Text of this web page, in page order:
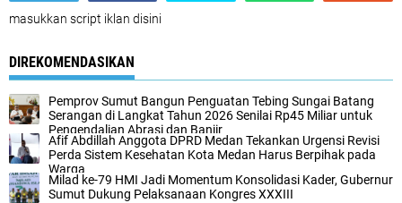
masukkan script iklan disini
DIREKOMENDASIKAN
Pemprov Sumut Bangun Penguatan Tebing Sungai Batang
Serangan di Langkat Tahun 2026 Senilai Rp45 Miliar untuk
Pengendalian Abrasi dan Banjir
Afif Abdillah Anggota DPRD Medan Tekankan Urgensi Revisi
Perda Sistem Kesehatan Kota Medan Harus Berpihak pada
Warga
Milad ke-79 HMI Jadi Momentum Konsolidasi Kader, Gubernur
Sumut Dukung Pelaksanaan Kongres XXXIII